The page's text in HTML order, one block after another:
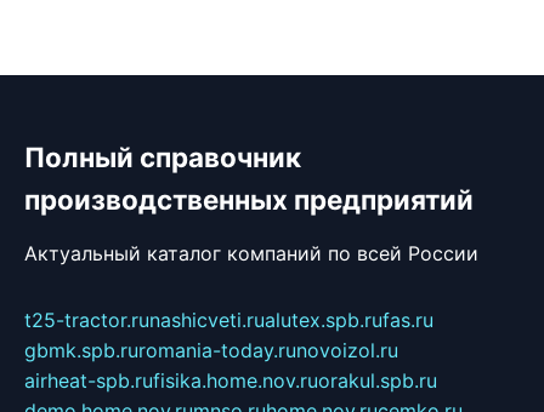
Полный справочник
производственных предприятий
Актуальный каталог компаний по всей России
t25-tractor.runashicveti.rualutex.spb.rufas.ru
gbmk.spb.ruromania-today.runovoizol.ru
airheat-spb.rufisika.home.nov.ruorakul.spb.ru